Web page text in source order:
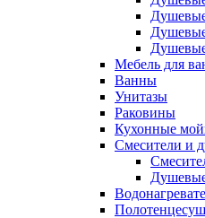
Мебель для
Ванны
Унитазы
Раковины
Кухонные
Смесители и